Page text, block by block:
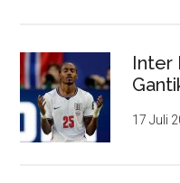
Inter
17 Juli